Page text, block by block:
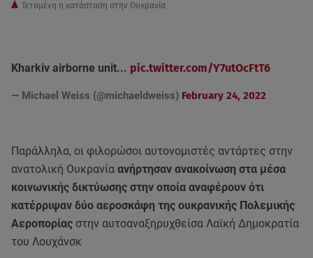
Τεταμένη η κατάσταση στην Ουκρανία
Kharkiv airborne unit... pic.twitter.com/Y7utOcFtT6
— Michael Weiss (@michaeldweiss) February 24, 2022
Παράλληλα, οι φιλορώσοι αυτονομιστές αντάρτες στην
ανατολική Ουκρανία ανήρτησαν ανακοίνωση στα μέσα
κοινωνικής δικτύωσης στην οποία αναφέρουν ότι
κατέρριψαν δύο αεροσκάφη της ουκρανικής Πολεμικής
Αεροπορίας στην αυτοαναξηρυχθείσα Λαϊκή Δημοκρατία
του Λουχάνσκ